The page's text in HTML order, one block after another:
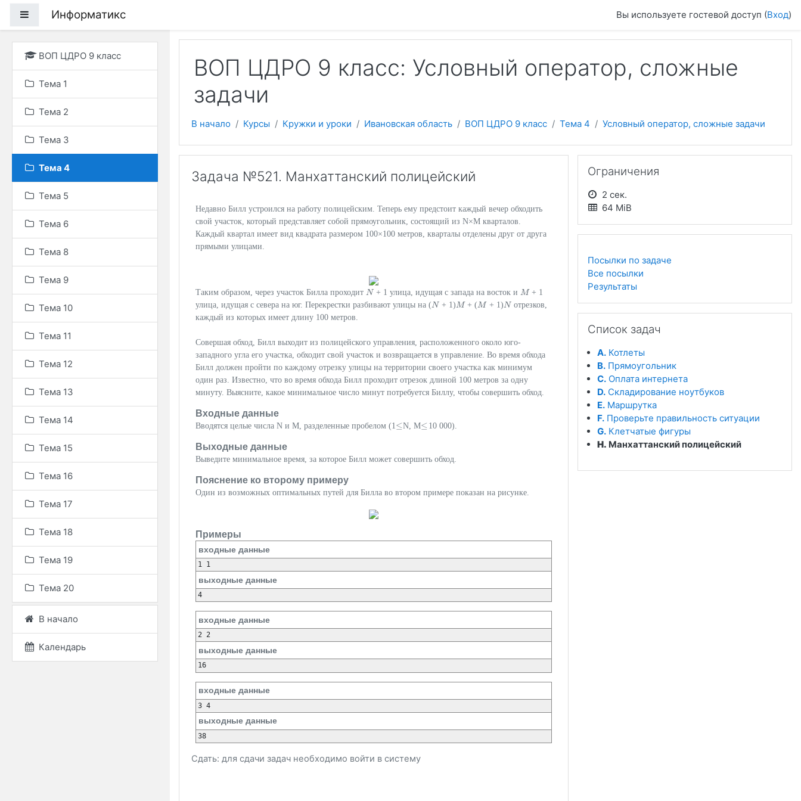
Боковая панель
Информатикс Вы используете гостевой доступ (Вход)
ВОП ЦДРО 9 класс
Тема 1
Тема 2
Тема 3
Тема 4
Тема 5
Тема 6
Тема 8
Тема 9
Тема 10
Тема 11
Тема 12
Тема 13
Тема 14
Тема 15
Тема 16
Тема 17
Тема 18
Тема 19
Тема 20
В начало
Календарь
ВОП ЦДРО 9 класс: Условный оператор, сложные
задачи
В начало Курсы Кружки и уроки Ивановская область ВОП ЦДРО 9 класс Тема 4 Условный оператор, сложные задачи
Задача №521. Манхаттанский полицейский
Недавно Билл устроился на работу полицейским. Теперь ему предстоит каждый вечер обходить
свой участок, который представляет собой прямоугольник, состоящий из N×M кварталов.
Каждый квартал имеет вид квадрата размером 100×100 метров, кварталы отделены друг от друга
прямыми улицами.
Таким образом, через участок Билла проходит N
N + 1 улица, идущая с запада на восток иM
M + 1
улица, идущая с севера на юг. Перекрестки разбивают улицы на (N
N + 1)M
M + (M
M + 1)N
N отрезков,
каждый из которых имеет длину 100 метров.
Совершая обход, Билл выходит из полицейского управления, расположенного около юго-
западного угла его участка, обходит свой участок и возвращается в управление. Во время обхода
Билл должен пройти по каждому отрезку улицы на территории своего участка как минимум
один раз. Известно, что во время обхода Билл проходит отрезок длиной 100 метров за одну
минуту. Выясните, какое минимальное число минут потребуется Биллу, чтобы совершить обход.
Входные данные
Вводятся целые числа N и M, разделенные пробелом (1≤
≤ N, M≤
≤ 10 000).
Выходные данные
Выведите минимальное время, за которое Билл может совершить обход.
Пояснение ко второму примеру
Один из возможных оптимальных путей для Билла во втором примере показан на рисунке.
Примеры
входные данные
выходные данные
входные данные
выходные данные
входные данные
выходные данные
Сдать: для сдачи задач необходимо войти в систему
Ограничения
2 сек.
64 MiB
Посылки по задаче
Все посылки
Результаты
Список задач
A. Котлеты
B. Прямоугольник
C. Оплата интернета
D. Складирование ноутбуков
E. Маршрутка
F. Проверьте правильность ситуации
G. Клетчатые фигуры
H. Манхаттанский полицейский